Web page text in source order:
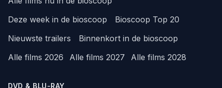
Deze week in de bioscoop
Bioscoop Top 20
Nieuwste trailers
Binnenkort in de bioscoop
Alle films 2026
Alle films 2027 Alle films 2028
DVD & BLU-RAY